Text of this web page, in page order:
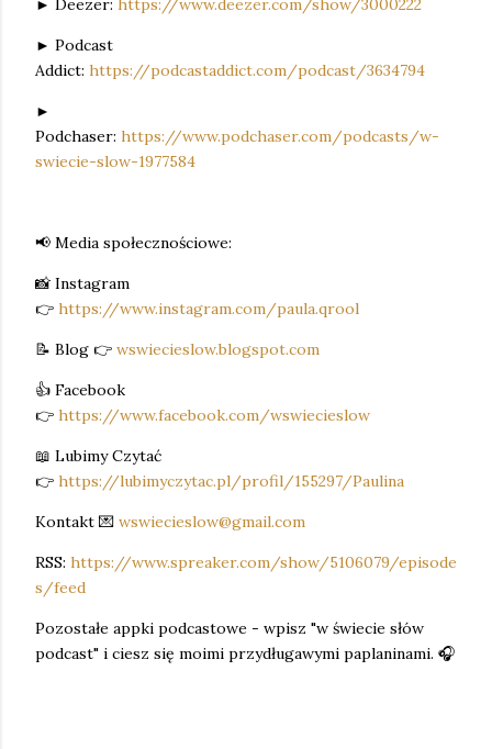
► Deezer: https://www.deezer.com/show/3000222
► Podcast
Addict: https://podcastaddict.com/podcast/3634794
►
Podchaser: https://www.podchaser.com/podcasts/w-
swiecie-slow-1977584
📢 Media społecznościowe:
📸 Instagram
👉 https://www.instagram.com/paula.qrool
📝 Blog 👉 wswiecieslow.blogspot.com
👍 Facebook
👉 https://www.facebook.com/wswiecieslow
📖 Lubimy Czytać
👉 https://lubimyczytac.pl/profil/155297/Paulina
Kontakt 💌 wswiecieslow@gmail.com
RSS: https://www.spreaker.com/show/5106079/episode
s/feed
Pozostałe appki podcastowe - wpisz "w świecie słów
podcast" i ciesz się moimi przydługawymi paplaninami. 🎧